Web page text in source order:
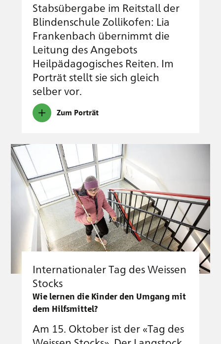
Stabsübergabe im Reitstall der
Blindenschule Zollikofen: Lia
Frankenbach übernimmt die
Leitung des Angebots
Heilpädagogisches Reiten. Im
Porträt stellt sie sich gleich
selber vor.
Zum Porträt
Internationaler Tag des Weissen
Stocks
Wie lernen die Kinder den Umgang mit
dem Hilfsmittel?
Am 15. Oktober ist der «Tag des